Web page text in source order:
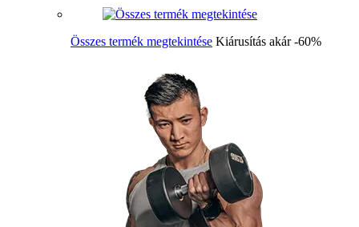
Összes termék megtekintése Kiárusítás akár -60%